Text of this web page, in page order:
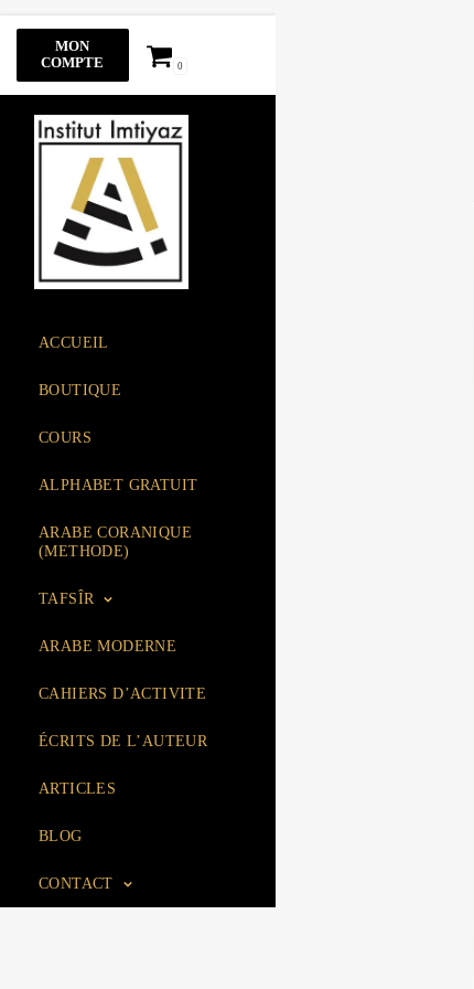
Aller
contenu
MON
COMPTE
0
ACCUEIL
BOUTIQUE
COURS
ALPHABET GRATUIT
ARABE CORANIQUE
(METHODE)
TAFSÎR
ARABE MODERNE
CAHIERS D’ACTIVITE
ÉCRITS DE L’AUTEUR
ARTICLES
BLOG
CONTACT